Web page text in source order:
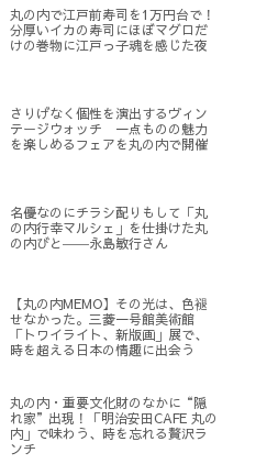
丸の内で江戸前寿司を1万円台で！
分厚いイカの寿司にほぼマグロだ
けの巻物に江戸っ子魂を感じた夜
さりげなく個性を演出するヴィン
テージウォッチ 一点ものの魅力
を楽しめるフェアを丸の内で開催
名優なのにチラシ配りもして「丸
の内行幸マルシェ」を仕掛けた丸
の内びと――永島敏行さん
【丸の内MEMO】その光は、色褪
せなかった。三菱一号館美術館
「トワイライト、新版画」展で、
時を超える日本の情趣に出会う
丸の内・重要文化財のなかに“隠
れ家”出現！「明治安田CAFE 丸の
内」で味わう、時を忘れる贅沢ラ
ンチ